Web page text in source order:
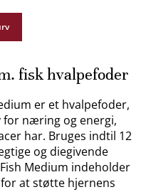
fisk hvalpefoder
er et hvalpefoder,
næring og energi,
har. Bruges indtil 12
og diegivende
Medium indeholder
at støtte hjernens